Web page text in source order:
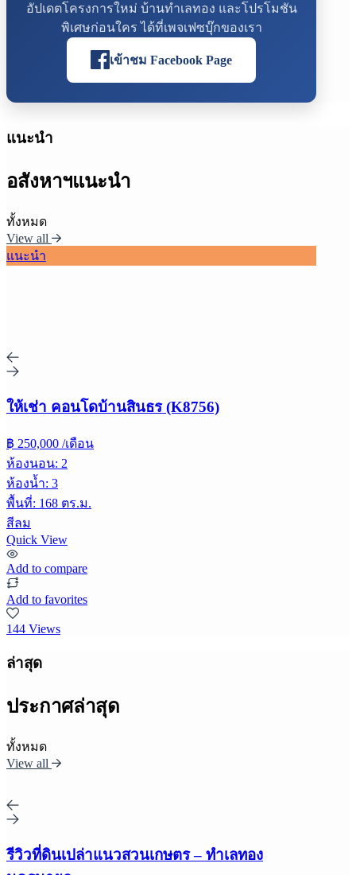
อัปเดตโครงการใหม่ บ้านทำเลทอง และโปรโมชัน
พิเศษก่อนใคร ได้ที่เพจเฟซบุ๊กของเรา
เข้าชม Facebook Page
แนะนำ
อสังหาฯแนะนำ
ทั้งหมด
View all
แนะนำ
ให้เช่า คอนโดบ้านสินธร (K8756)
฿ 250,000 /เดือน
ห้องนอน: 2
ห้องน้ำ: 3
พื้นที่: 168 ตร.ม.
สีลม
Quick View
Add to compare
Add to favorites
144 Views
ล่าสุด
ประกาศล่าสุด
ทั้งหมด
View all
รีวิวที่ดินเปล่าแนวสวนเกษตร – ทำเลทอง